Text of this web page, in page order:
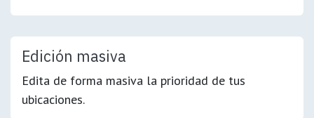
Edición masiva
Edita de forma masiva la prioridad de tus
ubicaciones.